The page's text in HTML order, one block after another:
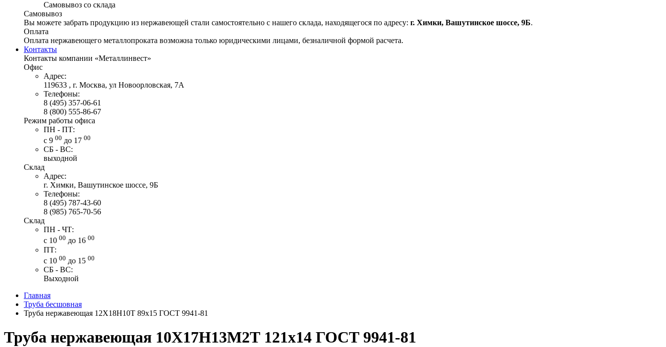
Самовывоз со склада
Самовывоз
Вы можете забрать продукцию из нержавеющей стали самостоятельно с нашего склада, находящегося по адресу: г. Химки, Вашутинское шоссе, 9Б.
Оплата
Оплата нержавеющего металлопроката возможна только юридическими лицами, безналичной формой расчета.
Контакты
Контакты компании «Металлинвест»
Офис
Адрес:
119633 , г. Москва, ул Новоорловская, 7А
Телефоны:
8 (495) 357-06-61
8 (800) 555-86-67
Режим работы офиса
ПН - ПТ:
с 9 00 до 17 00
СБ - ВС:
выходной
Склад
Адрес:
г. Химки, Вашутинское шоссе, 9Б
Телефоны:
8 (495) 787-43-60
8 (985) 765-70-56
Склад
ПН - ЧТ:
с 10 00 до 16 00
ПТ:
с 10 00 до 15 00
СБ - ВС:
Выходной
Главная
Труба бесшовная
Труба нержавеющая 12Х18Н10Т 89x15 ГОСТ 9941-81
Труба нержавеющая 10Х17Н13М2Т 121x14 ГОСТ 9941-81